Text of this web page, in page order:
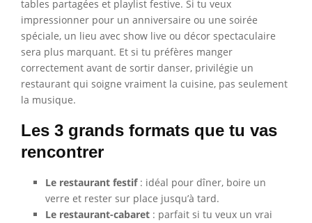
tables partagées et playlist festive. Si tu veux
impressionner pour un anniversaire ou une soirée
spéciale, un lieu avec show live ou décor spectaculaire
sera plus marquant. Et si tu préfères manger
correctement avant de sortir danser, privilégie un
restaurant qui soigne vraiment la cuisine, pas seulement
la musique.
Les 3 grands formats que tu vas
rencontrer
Le restaurant festif: idéal pour dîner, boire un
verre et rester sur place jusqu’à tard.
Le restaurant-cabaret : parfait si tu veux un vrai